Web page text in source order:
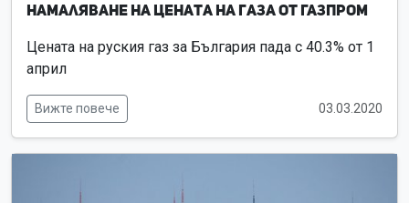
Намаляване на цената на газа от Газпром
Цената на руския газ за България пада с 40.3% от 1
април
Вижте повече 03.03.2020